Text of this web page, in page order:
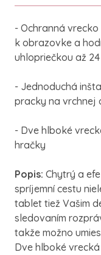
- Ochranná vrecko
k obrazovke a
uhlopriečkou až 24
- Jednoduchá
pracky na vrchnej
- Dve hlboké
hračky
Popis: Chytrý a
spríjemní cestu
tablet tiež Vašim
sledovaním
takže možno
Dve hlboké